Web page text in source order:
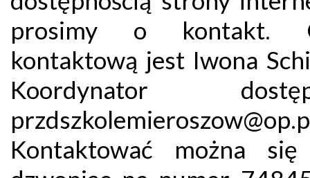
prosimy o kontakt.
kontaktową jest Iwona
Koordynator
Kontaktować można